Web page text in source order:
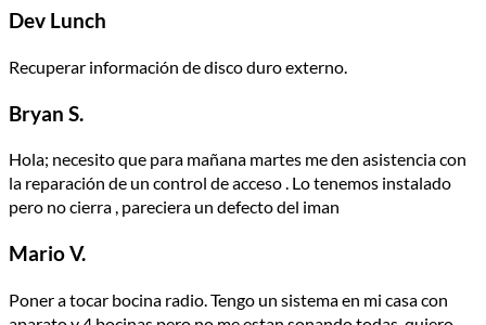
Dev Lunch
Recuperar información de disco duro externo.
Bryan S.
Hola; necesito que para mañana martes me den asistencia con
la reparación de un control de acceso . Lo tenemos instalado
pero no cierra , pareciera un defecto del iman
Mario V.
Poner a tocar bocina radio. Tengo un sistema en mi casa con